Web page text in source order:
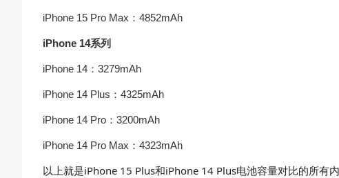
iPhone 15 Pro Max：4852mAh
iPhone 14系列
iPhone 14：3279mAh
iPhone 14 Plus：4325mAh
iPhone 14 Pro：3200mAh
iPhone 14 Pro Max：4323mAh
以上就是iPhone 15 Plus和iPhone 14 Plus电池容量对比的所有